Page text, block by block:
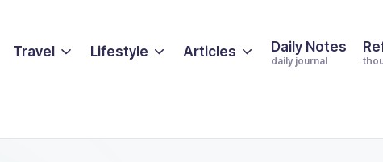
Travel Lifestyle Articles Daily Notes
daily journal